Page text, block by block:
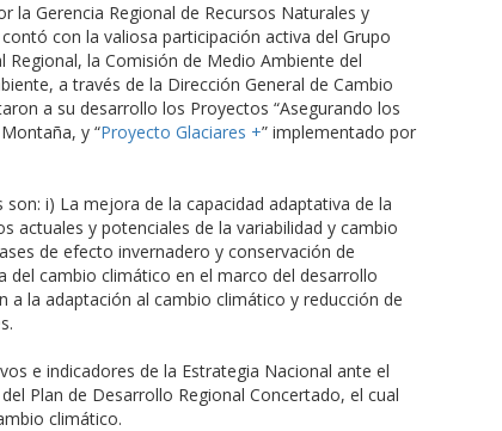
Gerencia Regional de Recursos Naturales y
con la valiosa participación activa del Grupo
la Comisión de Medio Ambiente del
a través de la Dirección General de Cambio
a su desarrollo los Proyectos “Asegurando los
y “Proyecto Glaciares +” implementado por
i) La mejora de la capacidad adaptativa de la
actuales y potenciales de la variabilidad y cambio
de efecto invernadero y conservación de
del cambio climático en el marco del desarrollo
la adaptación al cambio climático y reducción de
e indicadores de la Estrategia Nacional ante el
Plan de Desarrollo Regional Concertado, el cual
climático.